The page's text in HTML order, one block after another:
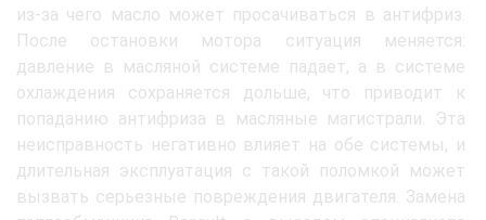
из-за чего масло может просачиваться в антифриз.
После остановки мотора ситуация меняется:
давление в масляной системе падает, а в системе
охлаждения сохраняется дольше, что приводит к
попаданию антифриза в масляные магистрали. Эта
неисправность негативно влияет на обе системы, и
длительная эксплуатация с такой поломкой может
вызвать серьезные повреждения двигателя. Замена